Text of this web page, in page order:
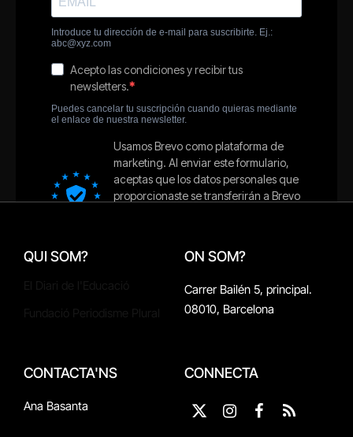
QUI SOM? ON SOM?
Carrer Bailén 5, principal.
08010, Barcelona
CONTACTA'NS
Ana Basanta
CONNECTA
X
InstagramFacebook
RSS